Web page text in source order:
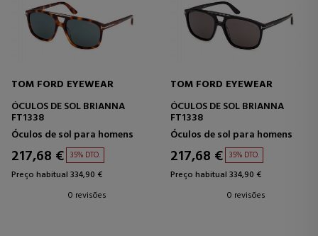
TOM FORD EYEWEAR
ÓCULOS DE SOL BRIANNA
FT1338
Óculos de sol para homens
217,68 € 35% DTO.
Preço habitual 334,90 €
0 revisões
TOM FORD EYEWEAR
ÓCULOS DE SOL BRIANNA
FT1338
Óculos de sol para homens
217,68 € 35% DTO.
Preço habitual 334,90 €
0 revisões